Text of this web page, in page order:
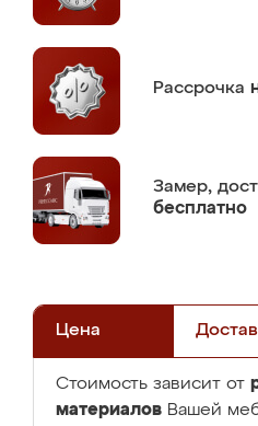
Рассрочка
Замер,
бесплатно
Цена
Стоимость зависит от
материалов Вашей